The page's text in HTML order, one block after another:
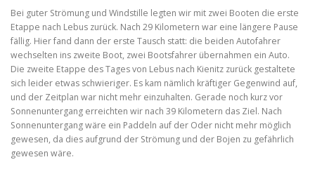
Bei guter Strömung und Windstille legten wir mit zwei Booten die erste
Etappe nach Lebus zurück. Nach 29 Kilometern war eine längere Pause
fällig. Hier fand dann der erste Tausch statt: die beiden Autofahrer
wechselten ins zweite Boot, zwei Bootsfahrer übernahmen ein Auto.
Die zweite Etappe des Tages von Lebus nach Kienitz zurück gestaltete
sich leider etwas schwieriger. Es kam nämlich kräftiger Gegenwind auf,
und der Zeitplan war nicht mehr einzuhalten. Gerade noch kurz vor
Sonnenuntergang erreichten wir nach 39 Kilometern das Ziel. Nach
Sonnenuntergang wäre ein Paddeln auf der Oder nicht mehr möglich
gewesen, da dies aufgrund der Strömung und der Bojen zu gefährlich
gewesen wäre.